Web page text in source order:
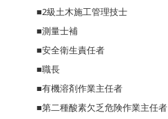
■2級土木施工管理技士
■測量士補
■安全衛生責任者
■職長
■有機溶剤作業主任者
■第二種酸素欠乏危険作業主任者